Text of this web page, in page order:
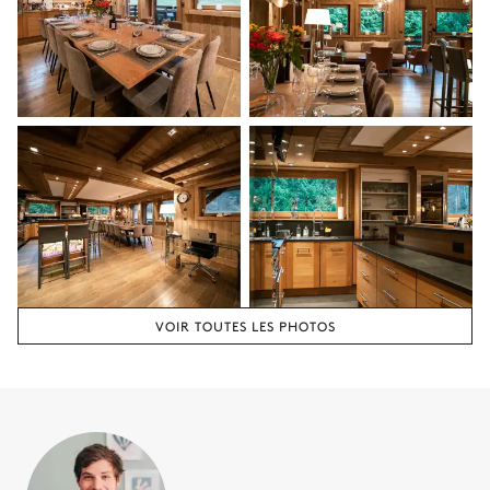
Salle de bain Master #5
Attenante
Baignoire
Douche
Vasque simple
Pas de WC dans cette salle
de bain
Chambre double 4
VOIR TOUTES LES PHOTOS